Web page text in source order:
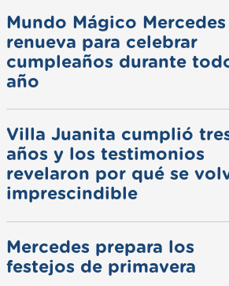
Mundo Mágico Mercedes
renueva para celebrar
cumpleaños durante
año
Villa Juanita cumplió
años y los testimonios
revelaron por qué se
imprescindible
Mercedes prepara los
festejos de primavera